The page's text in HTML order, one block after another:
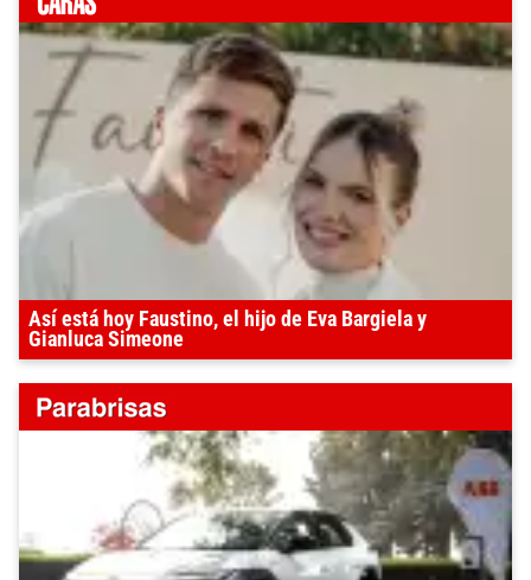
Así está hoy Faustino, el hijo de Eva Bargiela y
Gianluca Simeone